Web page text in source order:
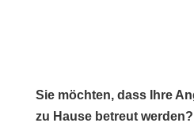
Sie möchten, dass Ihre
zu Hause betreut werden?